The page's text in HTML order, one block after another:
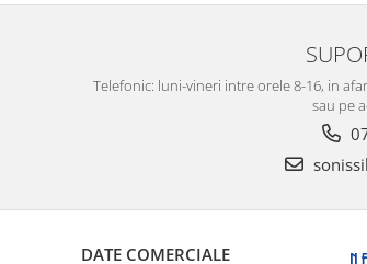
Telefonic: luni-vineri intre orele 8-16, in
sau pe
DATE COMERCIALE